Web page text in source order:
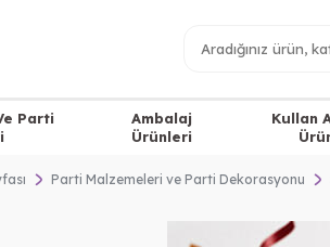
Parti
Ambalaj
Ürünleri
Kullan
Parti Malzemeleri ve Parti Dekorasyonu